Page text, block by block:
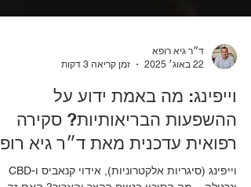
22 באוג׳ 2025
זמן קריאה 3 דקות
וייפינג: מה באמת ידוע על
ההשפעות הבריאותיות? סקירה